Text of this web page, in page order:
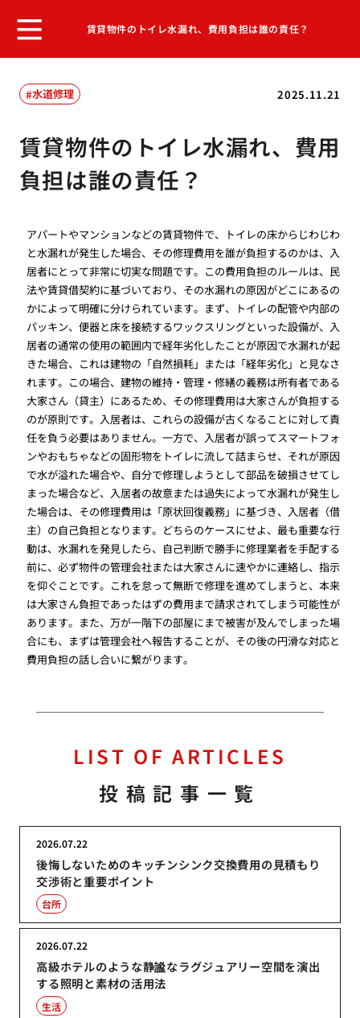
賃貸物件のトイレ水漏れ、費用負担は誰の責任？
2025.11.21
水道修理
賃貸物件のトイレ水漏れ、費用
負担は誰の責任？
アパートやマンションなどの賃貸物件で、トイレの床からじわじわ
と水漏れが発生した場合、その修理費用を誰が負担するのかは、入
居者にとって非常に切実な問題です。この費用負担のルールは、民
法や賃貸借契約に基づいており、その水漏れの原因がどこにあるの
かによって明確に分けられています。まず、トイレの配管や内部の
パッキン、便器と床を接続するワックスリングといった設備が、入
居者の通常の使用の範囲内で経年劣化したことが原因で水漏れが起
きた場合、これは建物の「自然損耗」または「経年劣化」と見なさ
れます。この場合、建物の維持・管理・修繕の義務は所有者である
大家さん（貸主）にあるため、その修理費用は大家さんが負担する
のが原則です。入居者は、これらの設備が古くなることに対して責
任を負う必要はありません。一方で、入居者が誤ってスマートフォ
ンやおもちゃなどの固形物をトイレに流して詰まらせ、それが原因
で水が溢れた場合や、自分で修理しようとして部品を破損させてし
まった場合など、入居者の故意または過失によって水漏れが発生し
た場合は、その修理費用は「原状回復義務」に基づき、入居者（借
主）の自己負担となります。どちらのケースにせよ、最も重要な行
動は、水漏れを発見したら、自己判断で勝手に修理業者を手配する
前に、必ず物件の管理会社または大家さんに速やかに連絡し、指示
を仰ぐことです。これを怠って無断で修理を進めてしまうと、本来
は大家さん負担であったはずの費用まで請求されてしまう可能性が
あります。また、万が一階下の部屋にまで被害が及んでしまった場
合にも、まずは管理会社へ報告することが、その後の円滑な対応と
費用負担の話し合いに繋がります。
LIST OF ARTICLES
投稿記事一覧
後悔しないためのキッチンシンク交換費用の見積もり
交渉術と重要ポイント
2026.07.22
台所
高級ホテルのような静謐なラグジュアリー空間を演出
する照明と素材の活用法
2026.07.22
生活